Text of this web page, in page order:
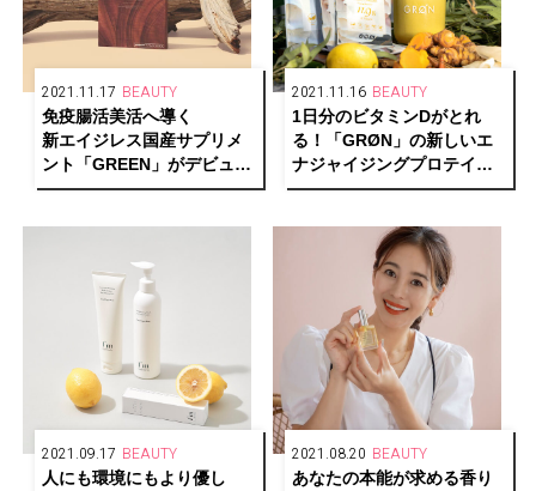
2021.11.17 BEAUTY
免疫腸活美活へ導く
新エイジレス国産サプリメ
ント「GREEN」がデビュ
ー。
2021.11.16 BEAUTY
1日分のビタミンDがとれ
る！「GRØN」の新しいエ
ナジャイジングプロテイン
が、毎日をエネルギッシュ
2021.09.17 BEAUTY
人にも環境にもより優し
2021.08.20 BEAUTY
あなたの本能が求める香り